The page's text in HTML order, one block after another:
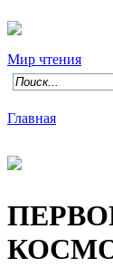
Мир чтения
Главная